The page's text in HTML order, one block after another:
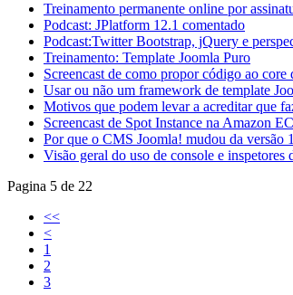
Treinamento permanente online por
Podcast: JPlatform 12.1 comentado
Podcast:Twitter Bootstrap, jQuery e
Treinamento: Template Joomla Puro
Screencast de como propor código ao
Usar ou não um framework de template
Motivos que podem levar a acreditar que
Screencast de Spot Instance na Amazon
Por que o CMS Joomla! mudou da versão
Visão geral do uso de console e
Pagina 5 de 22
<<
<
1
2
3